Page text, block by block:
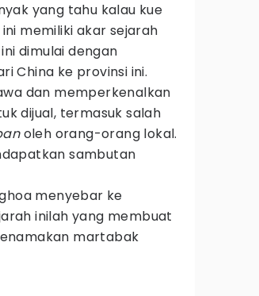
yang tahu kalau kue
memiliki akar sejarah
dimulai dengan
China ke provinsi ini.
dan memperkenalkan
dijual, termasuk salah
oleh orang-orang lokal.
sambutan
menyebar ke
inilah yang membuat
martabak